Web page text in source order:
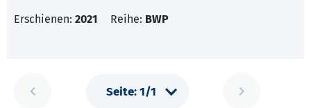
Erschienen: 2021 Reihe: BWP